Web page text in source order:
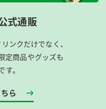
式通販
ンクだけでなく、
定商品やグッズも
す。
ら